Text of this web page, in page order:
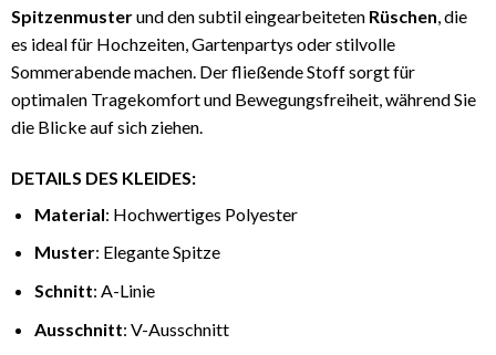
Spitzenmusterund den subtil eingearbeiteten Rüschen, die
es ideal für Hochzeiten, Gartenpartys oder stilvolle
Sommerabende machen. Der fließende Stoff sorgt für
optimalen Tragekomfort und Bewegungsfreiheit, während Sie
die Blicke auf sich ziehen.
DETAILS DES KLEIDES:
Material: Hochwertiges Polyester
Muster: Elegante Spitze
Schnitt: A-Linie
Ausschnitt: V-Ausschnitt